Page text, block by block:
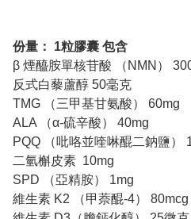
份量： 1粒膠囊 包含
β 煙醯胺單核苷酸 （NMN）
反式白藜蘆醇 50毫克
TMG （三甲基甘氨酸） 60mg
ALA （α-硫辛酸） 40mg
PQQ （吡咯並喹啉醌二鈉鹽）
二氫槲皮素 10mg
SPD （亞精胺） 1mg
維生素 K2 （甲萘醌-4） 80mcg